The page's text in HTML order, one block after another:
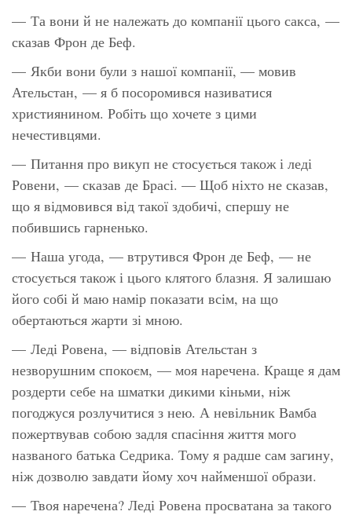
— Та вони й не належать до компанії цього сакса, —
сказав Фрон де Беф.
— Якби вони були з нашої компанії, — мовив
Ательстан, — я б посоромився називатися
християнином. Робіть що хочете з цими
нечестивцями.
— Питання про викуп не стосується також і леді
Ровени, — сказав де Брасі. — Щоб ніхто не сказав,
що я відмовився від такої здобичі, спершу не
побившись гарненько.
— Наша угода, — втрутився Фрон де Беф, — не
стосується також і цього клятого блазня. Я залишаю
його собі й маю намір показати всім, на що
обертаються жарти зі мною.
— Леді Ровена, — відповів Ательстан з
незворушним спокоєм, — моя наречена. Краще я дам
роздерти себе на шматки дикими кіньми, ніж
погоджуся розлучитися з нею. А невільник Вамба
пожертвував собою задля спасіння життя мого
названого батька Седрика. Тому я радше сам загину,
ніж дозволю завдати йому хоч найменшої образи.
— Твоя наречена? Леді Ровена просватана за такого